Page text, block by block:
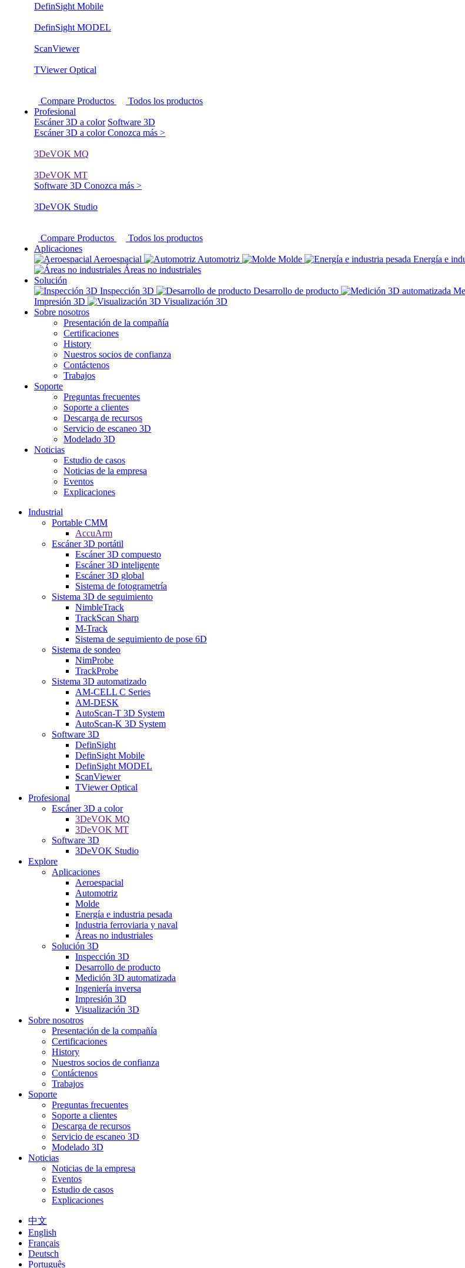
DefinSight Mobile
DefinSight MODEL
ScanViewer
TViewer Optical
Compare Productos
Todos los productos
Profesional
Escáner 3D a color Software 3D
Escáner 3D a colorConozca más >
3DeVOK MQ
3DeVOK MT
Software 3D Conozca más >
3DeVOK Studio
Compare Productos
Todos los productos
Aplicaciones
Aeroespacial
Automotriz Molde Energía e
Áreas no industriales
Solución
Inspección 3D
Desarrollo de producto
Impresión 3D
Visualización 3D
Sobre nosotros
Presentación de la compañía
Certificaciones
History
Nuestros socios de confianza
Contáctenos
Trabajos
Soporte
Preguntas frecuentes
Soporte a clientes
Descarga de recursos
Servicio de escaneo 3D
Modelado 3D
Noticias
Estudio de casos
Noticias de la empresa
Eventos
Explicaciones
Industrial
Portable CMM
AccuArm
Escáner 3D portátil
Escáner 3D compuesto
Escáner 3D inteligente
Escáner 3D global
Sistema de fotogrametría
Sistema 3D de seguimiento
NimbleTrack
TrackScan Sharp
M-Track
Sistema de seguimiento de pose 6D
Sistema de sondeo
NimProbe
TrackProbe
Sistema 3D automatizado
AM-CELL C Series
AM-DESK
AutoScan-T 3D System
AutoScan-K 3D System
Software 3D
DefinSight
DefinSight Mobile
DefinSight MODEL
ScanViewer
TViewer Optical
Profesional
Escáner 3D a color
3DeVOK MQ
3DeVOK MT
Software 3D
3DeVOK Studio
Explore
Aplicaciones
Aeroespacial
Automotriz
Molde
Energía e industria pesada
Industria ferroviaria y naval
Áreas no industriales
Solución 3D
Inspección 3D
Desarrollo de producto
Medición 3D automatizada
Ingeniería inversa
Impresión 3D
Visualización 3D
Sobre nosotros
Presentación de la compañía
Certificaciones
History
Nuestros socios de confianza
Contáctenos
Trabajos
Soporte
Preguntas frecuentes
Soporte a clientes
Descarga de recursos
Servicio de escaneo 3D
Modelado 3D
Noticias
Noticias de la empresa
Eventos
Estudio de casos
Explicaciones
中文
English
Français
Deutsch
Português